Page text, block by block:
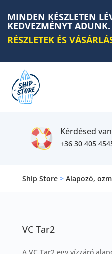
MINDEN KÉSZLETEN
KEDVEZMÉNYT ADUNK.
RÉSZLETEK ÉS
Kérdésed
+36 30 405
Ship Store> Alapozó,
VC Tar2